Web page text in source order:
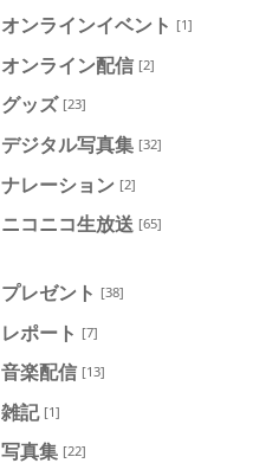
オンラインイベント [1]
オンライン配信 [2]
グッズ [23]
デジタル写真集 [32]
ナレーション [2]
ニコニコ生放送 [65]
プレゼント [38]
レポート [7]
音楽配信 [13]
雑記 [1]
写真集 [22]